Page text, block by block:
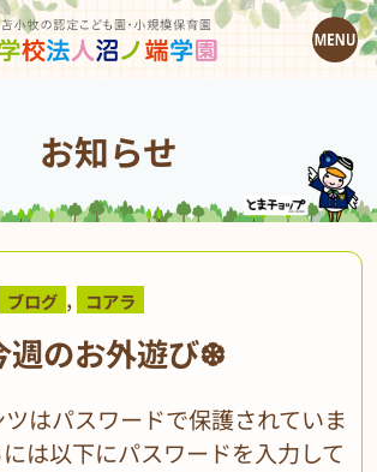
お知らせ
ブログ , コアラ
週のお外遊び❆
はパスワードで保護されていま
は以下にパスワードを入力して